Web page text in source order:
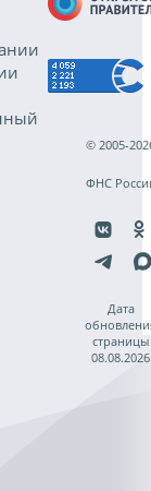
© 2005-
ФНС
Дата
страницы
08.08.2026